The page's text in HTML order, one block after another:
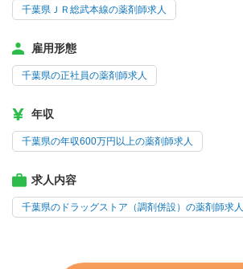
千葉県ＪＲ総武本線の薬剤師求人
雇用形態
千葉県の正社員の薬剤師求人
年収
千葉県の年収600万円以上の薬剤師求人
求人内容
千葉県のドラッグストア（調剤併設）の薬剤師求人